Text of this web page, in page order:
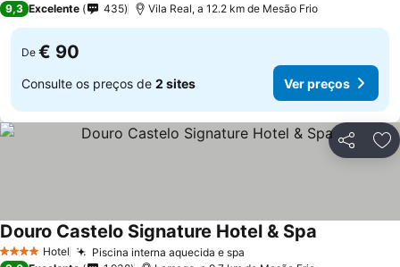
9,3 Excelente 435 Vila Real, a 12.2 km de Mesão Frio
De € 90
Consulte os preços de 2 sites Ver preços
Partilhar
4 EstrelasHotel Piscina interna aquecida e spa
Douro Castelo Signature Hotel & Spa